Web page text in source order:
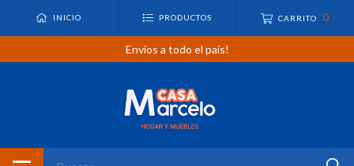
INICIO PRODUCTOS CARRITO 0
Envíos a todo el país!